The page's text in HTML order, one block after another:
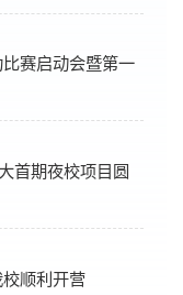
赛启动会暨第一
首期夜校项目圆
顺利开营